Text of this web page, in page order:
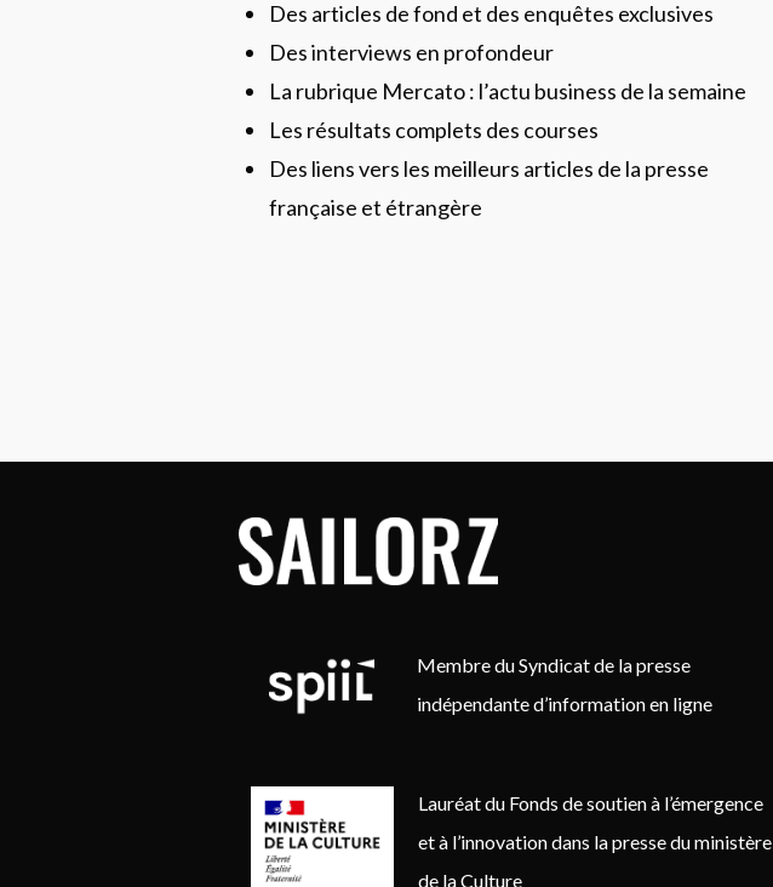
Des articles de fond et des enquêtes exclusives
Des interviews en profondeur
La rubrique Mercato : l’actu business de la semaine
Les résultats complets des courses
Des liens vers les meilleurs articles de la presse
française et étrangère
Membre du Syndicat de la presse
indépendante d’information en ligne
Lauréat du Fonds de soutien à l’émergence
et à l’innovation dans la presse du ministère
de la Culture